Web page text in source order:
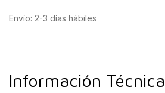
Envío: 2-3 días hábiles
Información Técnica